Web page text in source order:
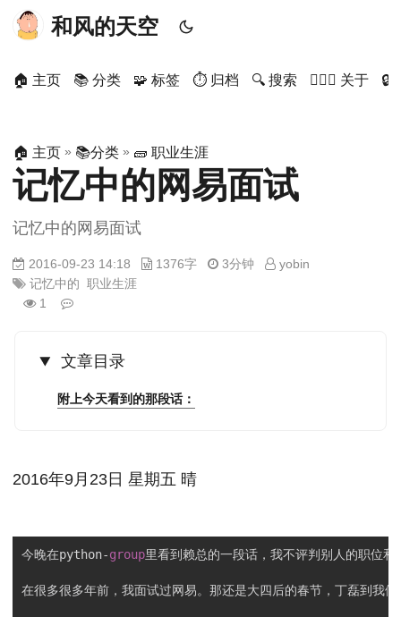
和风的天空
🏠 主页 📚 分类 🧩 标签 ⏱ 归档 🔍 搜索 🙋🏻‍♂️ 关于 🔒
🏠 主页 » 📚分类 » 🧱 职业生涯
记忆中的网易面试
记忆中的网易面试
2016-09-23 14:18 1376字 3分钟
yobin
记忆中的 职业生涯
1
文章目录
附上今天看到的那段话：
2016年9月23日 星期五 晴
今晚在python-group里看到赖总的一段话，我不评判别人的职位
在很多很多年前，我面试过网易。那还是大四后的春节，丁磊到我